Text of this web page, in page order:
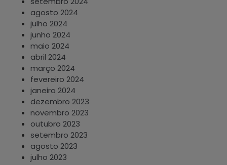
agosto 2024
julho 2024
junho 2024
maio 2024
abril 2024
março 2024
fevereiro 2024
janeiro 2024
dezembro 2023
novembro 2023
outubro 2023
setembro 2023
agosto 2023
julho 2023